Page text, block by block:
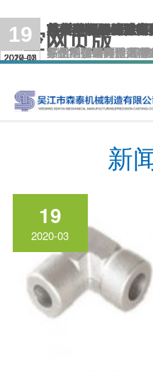
星空网页版
新
19
2020-03
18
2017-11
“绿色模具”成就
据相关报道称，近
业当中。而模具是
产技术水平的高低
平高低的重要标志，
18
2017-11
星空网页版-星空
么?它是一种用加工
改变的过程。它可
温下加工,并且不引
工。一......
18
2017-11
模具结构分析及零
1.模具的结构 模具
组成模具的零件在
特征，以典型注塑
从而找到模具零件的
18
2017-11
在盘活存量利用效
XINGKONG（中国
作用。原材料、能
低，只能靠提高生产
推广采用星空网页版
27
2019-08
关于车轮锻造用
关于车轮锻造用高
硬化倾向性大 高 合
或普通合金结构钢
外，随着变形程度的
10
2020-03
苏州不锈钢铸件
苏州不锈钢铸件 不
XINGKONG（中国
封孔质量等都会直
还可以选用机械手臂
网页版-星空
10
2020-03
苏州不锈钢铸件
苏州不锈钢铸件 将
国）铸件从铸型中
过程。清除掉本体
作台,依靠水流的动
砂。水力......
12
2020-03
苏州不锈钢铸造
苏州不锈钢铸造 厂
口杯与直浇道以及
尤其是直浇道与浇
度太细，粉尘含量高
12
2020-03
苏州不锈钢铸造厂
XINGKONG（中国
为同火马氏体，低
过饱和马氏体中析出
物。这种钢的含碳量
17
2020-03
苏州星空网页版-星
加工工艺越来愈多
国）铸件的使用范
必不可少的进程，有
时金属的比较发作变
17
2020-03
苏州不锈钢铸造厂
苏州不锈钢铸造厂
家分享的这些注意
防止不锈钢铸造时
薄，有些资料指出，
19
2020-03
苏州不锈钢铸件
苏州不锈钢铸件 造
解这样的原因，就
锈钢材料生产的铸
下。对于不锈钢铸件